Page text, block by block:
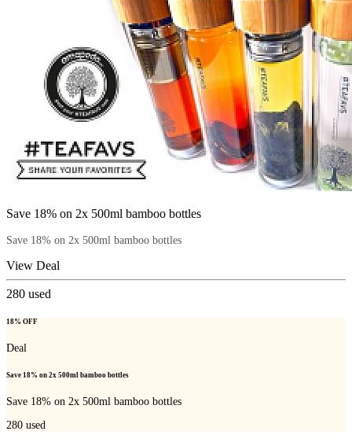
Save 18% on 2x 500ml bamboo bottles
Save 18% on 2x 500ml bamboo bottles
View Deal
280 used
18% OFF
Deal
Save 18% on 2x 500ml bamboo bottles
Save 18% on 2x 500ml bamboo bottles
280 used